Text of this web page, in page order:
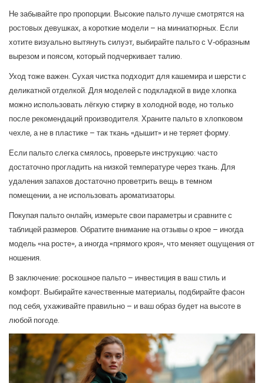
Не забывайте про пропорции. Высокие пальто лучше смотрятся на
ростовых девушках, а короткие модели – на миниатюрных. Если
хотите визуально вытянуть силуэт, выбирайте пальто с V‑образным
вырезом и поясом, который подчеркивает талию.
Уход тоже важен. Сухая чистка подходит для кашемира и шерсти с
деликатной отделкой. Для моделей с подкладкой в виде хлопка
можно использовать лёгкую стирку в холодной воде, но только
после рекомендаций производителя. Храните пальто в хлопковом
чехле, а не в пластике – так ткань «дышит» и не теряет форму.
Если пальто слегка смялось, проверьте инструкцию: часто
достаточно прогладить на низкой температуре через ткань. Для
удаления запахов достаточно проветрить вещь в темном
помещении, а не использовать ароматизаторы.
Покупая пальто онлайн, измерьте свои параметры и сравните с
таблицей размеров. Обратите внимание на отзывы о крое – иногда
модель «на росте», а иногда «прямого кроя», что меняет ощущения от
ношения.
В заключение: роскошное пальто – инвестиция в ваш стиль и
комфорт. Выбирайте качественные материалы, подбирайте фасон
под себя, ухаживайте правильно – и ваш образ будет на высоте в
любой погоде.